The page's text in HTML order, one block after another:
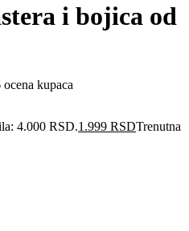
i bojica od
ocena kupaca
4.000 RSD.1.999 RSDTrenutna